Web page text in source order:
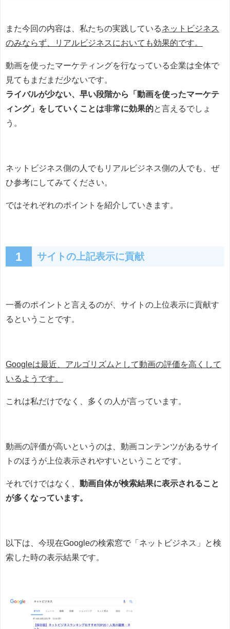
また今回の内容は、私たちの実践しているネットビジネス
のみならず、リアルビジネスにおいても効果的です。
動画を使ったマーケティングを行なっている企業は全体で
見てもまだまだ少ないです。
ライバルが少ない、早い段階から「動画を使ったマーケテ
ィング」をしていくことは非常に効果的と言えるでしょ
う。
ネットビジネス側の人でもリアルビジネス側の人でも、ぜ
ひ参考にしてみてください。
ではそれぞれのポイントを紹介していきます。
1 サイトの上記表示に貢献
一番のポイントと言えるのが、サイトの上位表示に貢献す
るということです。
Googleは最近、アルゴリズムとして動画の評価を高くして
いるようです。
これは私だけでなく、多くの人が言っています。
動画の評価が高いというのは、動画コンテンツがあるサイ
トのほうが上位表示されやすいということです。
それでけではなく、 動画自体が検索結果に表示されること
が多くなっています。
以下は、今現在Googleの検索窓で「ネットビジネス」と検
索した時の表示結果です。